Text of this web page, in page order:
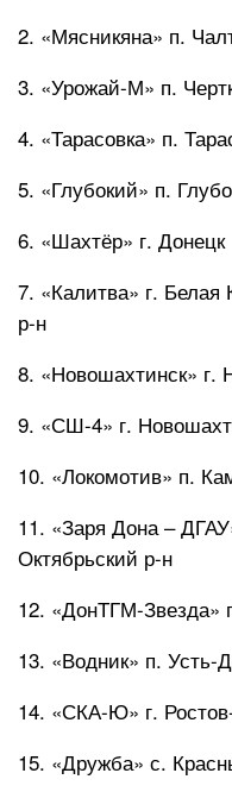
2. «Мясникяна» п.
3. «Урожай-М» п.
4. «Тарасовка» п.
5. «Глубокий» п.
6. «Шахтёр» г. Донецк
7. «Калитва» г. Белая
р-н
8. «Новошахтинск» г.
9. «СШ-4» г.
10. «Локомотив» п.
11. «Заря Дона –
Октябрьский р-н
12. «ДонТГМ-Звезда»
13. «Водник» п. Усть-
14. «СКА-Ю» г.
15. «Дружба» с.